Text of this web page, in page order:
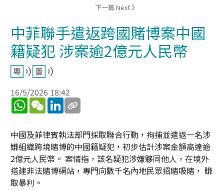
下一篇 Next 》
中菲聯手遣返跨國賭博案中國
籍疑犯 涉案逾2億元人民幣
16/5/2026 18:42
WhatsApp
WeChatLinkedIn
中國及菲律賓執法部門採取聯合行動，拘捕並遣返一名涉
嫌組織跨境賭博的中國籍疑犯，初步估計涉案金額高達逾
2億元人民幣。 案情指，該名疑犯涉嫌夥同他人，在境外
搭建非法賭博網站，專門向數千名內地民眾招賭吸賭， 賺
取暴利。